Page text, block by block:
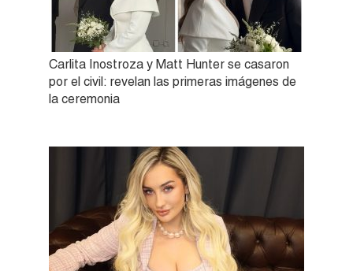
Carlita Inostroza y Matt Hunter se casaron
por el civil: revelan las primeras imágenes de
la ceremonia